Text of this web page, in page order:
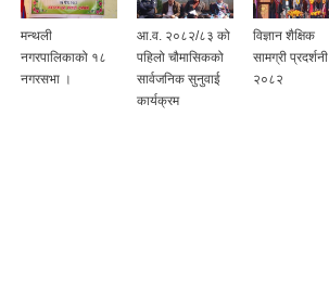
मन्थली
नगरपालिकाको १८
नगरसभा ।
आ.व. २०८२/८३ को
पहिलो चौमासिकको
सार्वजनिक सुनुवाई
कार्यक्रम
विज्ञान शैक्षिक
सामग्री प्रदर्शनी
२०८२